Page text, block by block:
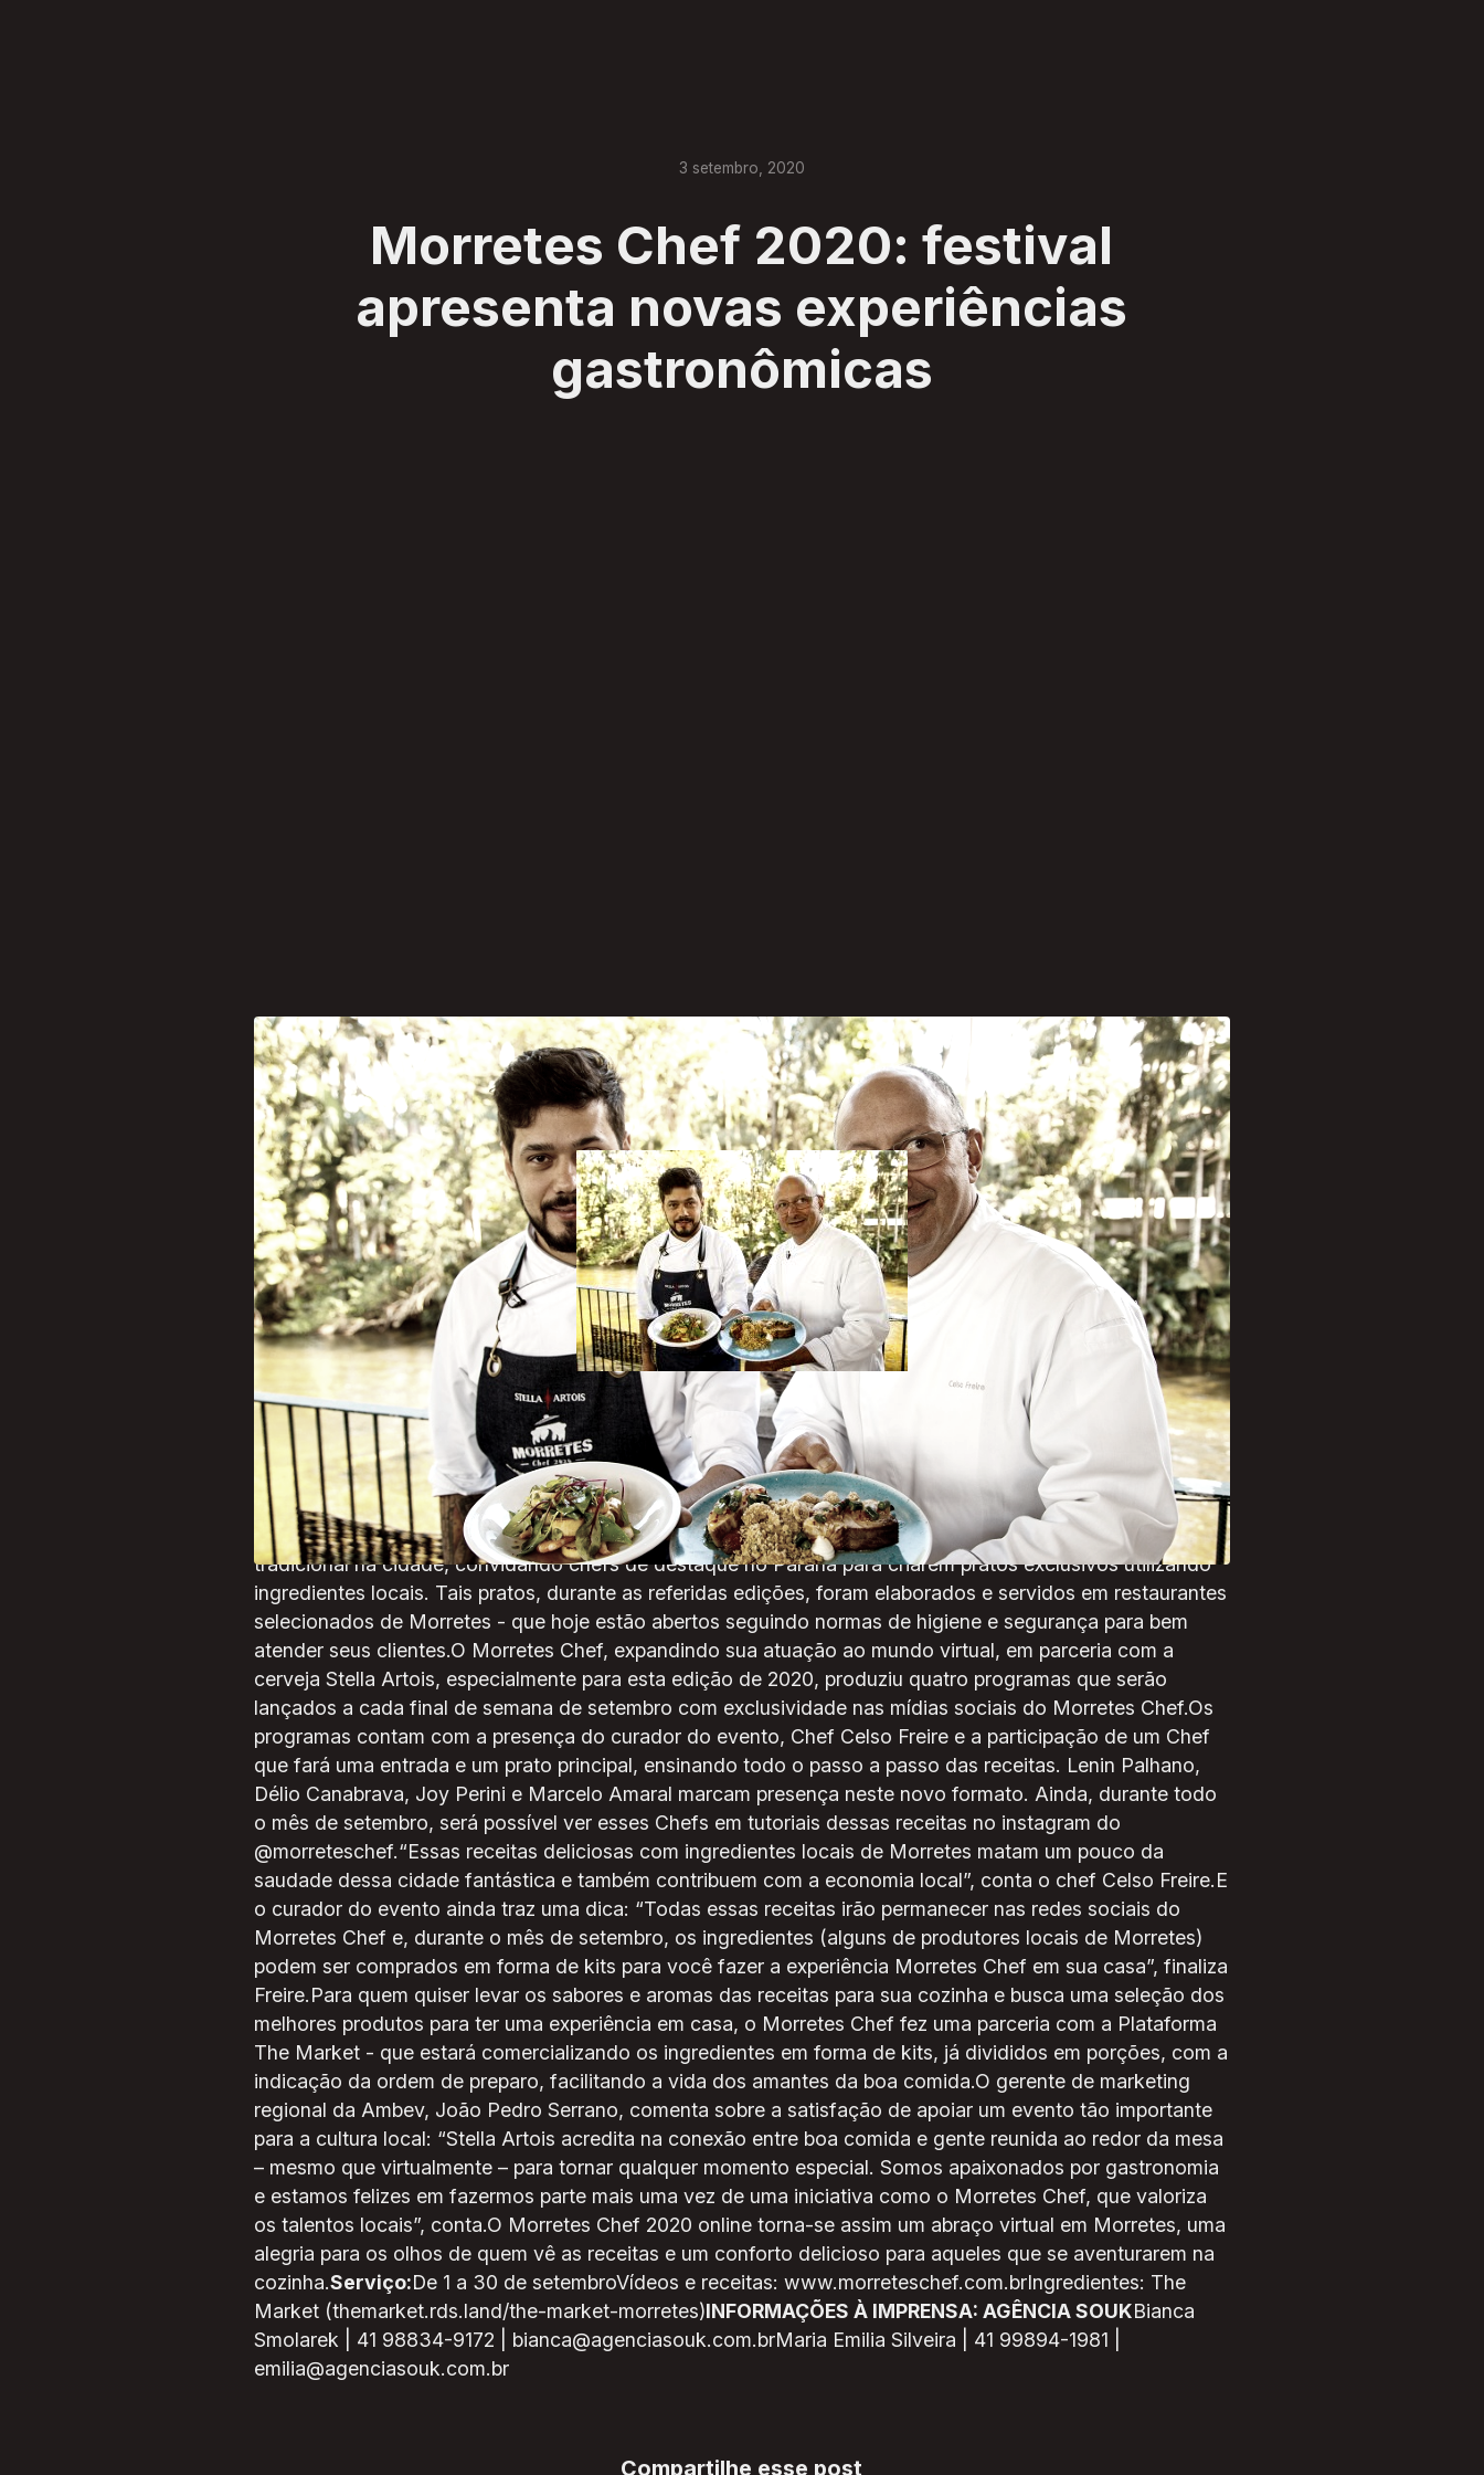
3 setembro 2020
Morretes Chef 2020: festival
apresenta novas experiências
gastronômicas
[caption id="attachment_415" align="aligncenter" width="300"]
Novo formato do Morretes Chef 2020 leva receitas em boas conversas gravadas com o Chef Celso Freire
e alguns dos chefs que participaram das edições anteriores.[/caption]Entre os dias 1° a 30 de setembro, o
Morretes Chef estará “à um clique” de quem quiser abrir as portas da sua casa para ter contato com a alta
gastronomia, conhecer ingredientes com referências da produção local de Morretes e, quem sabe,
cozinhar como um Chef.O evento presencial, com edições de sucesso em 2018 e 2019, tornou-se
tradicional na cidade, convidando chefs de destaque no Paraná para criarem pratos exclusivos utilizando
ingredientes locais. Tais pratos, durante as referidas edições, foram elaborados e servidos em restaurantes
selecionados de Morretes - que hoje estão abertos seguindo normas de higiene e segurança para bem
atender seus clientes.O Morretes Chef, expandindo sua atuação ao mundo virtual, em parceria com a
cerveja Stella Artois, especialmente para esta edição de 2020, produziu quatro programas que serão
lançados a cada final de semana de setembro com exclusividade nas mídias sociais do Morretes Chef.Os
programas contam com a presença do curador do evento, Chef Celso Freire e a participação de um Chef
que fará uma entrada e um prato principal, ensinando todo o passo a passo das receitas. Lenin Palhano,
Délio Canabrava, Joy Perini e Marcelo Amaral marcam presença neste novo formato. Ainda, durante todo
o mês de setembro, será possível ver esses Chefs em tutoriais dessas receitas no instagram do
@morreteschef.“Essas receitas deliciosas com ingredientes locais de Morretes matam um pouco da
saudade dessa cidade fantástica e também contribuem com a economia local”, conta o chef Celso Freire.E
o curador do evento ainda traz uma dica: “Todas essas receitas irão permanecer nas redes sociais do
Morretes Chef e, durante o mês de setembro, os ingredientes (alguns de produtores locais de Morretes)
podem ser comprados em forma de kits para você fazer a experiência Morretes Chef em sua casa”, finaliza
Freire.Para quem quiser levar os sabores e aromas das receitas para sua cozinha e busca uma seleção dos
melhores produtos para ter uma experiência em casa, o Morretes Chef fez uma parceria com a Plataforma
The Market - que estará comercializando os ingredientes em forma de kits, já divididos em porções, com a
indicação da ordem de preparo, facilitando a vida dos amantes da boa comida.O gerente de marketing
regional da Ambev, João Pedro Serrano, comenta sobre a satisfação de apoiar um evento tão importante
para a cultura local: “Stella Artois acredita na conexão entre boa comida e gente reunida ao redor da mesa
– mesmo que virtualmente – para tornar qualquer momento especial. Somos apaixonados por gastronomia
e estamos felizes em fazermos parte mais uma vez de uma iniciativa como o Morretes Chef, que valoriza
os talentos locais”, conta.O Morretes Chef 2020 online torna-se assim um abraço virtual em Morretes, uma
alegria para os olhos de quem vê as receitas e um conforto delicioso para aqueles que se aventurarem na
cozinha.Serviço:De 1 a 30 de setembroVídeos e receitas: www.morreteschef.com.brIngredientes: The
Market (themarket.rds.land/the-market-morretes)INFORMAÇÕES À IMPRENSA: AGÊNCIA SOUKBianca
Smolarek | 41 98834-9172 | bianca@agenciasouk.com.brMaria Emilia Silveira | 41 99894-1981 |
emilia@agenciasouk.com.br
Compartilhe esse post